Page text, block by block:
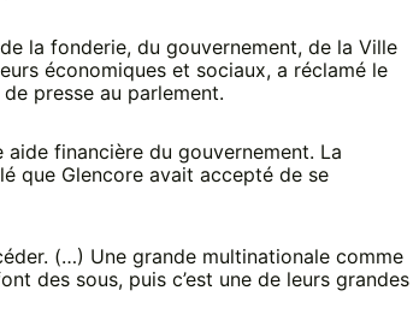
la fonderie, du gouvernement, de la Ville
économiques et sociaux, a réclamé le
presse au parlement.
financière du gouvernement. La
que Glencore avait accepté de se
(…) Une grande multinationale comme
des sous, puis c’est une de leurs grandes